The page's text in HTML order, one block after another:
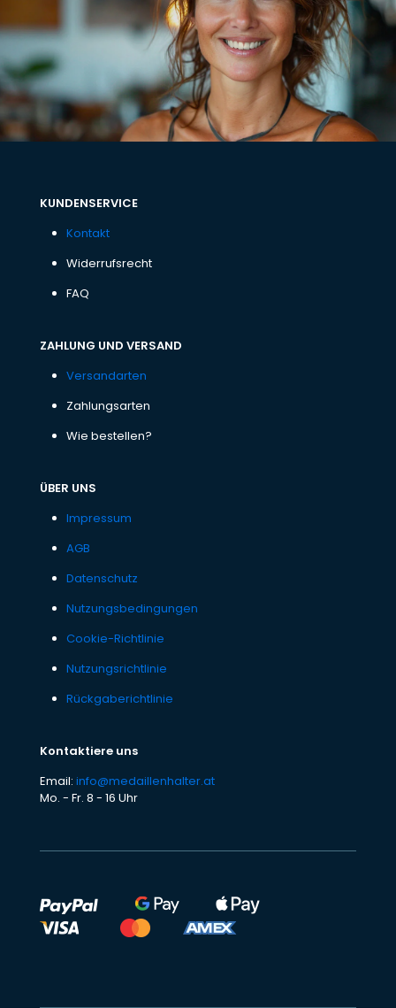
KUNDENSERVICE
Kontakt
Widerrufsrecht
FAQ
ZAHLUNG UND VERSAND
Versandarten
Zahlungsarten
Wie bestellen?
ÜBER UNS
Impressum
AGB
Datenschutz
Nutzungsbedingungen
Cookie-Richtlinie
Nutzungsrichtlinie
Rückgaberichtlinie
Kontaktiere uns
Email: info@medaillenhalter.at
Mo. - Fr. 8 - 16 Uhr